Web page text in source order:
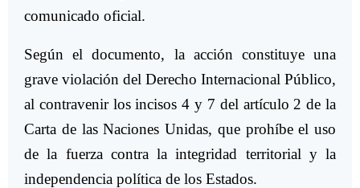
comunicado oficial.
Según el documento, la acción constituye una
grave violación del Derecho Internacional Público,
al contravenir los incisos 4 y 7 del artículo 2 de la
Carta de las Naciones Unidas, que prohíbe el uso
de la fuerza contra la integridad territorial y la
independencia política de los Estados.